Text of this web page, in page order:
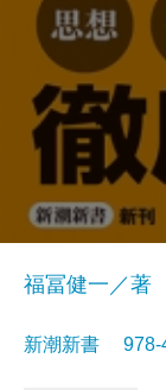
福冨健一／著
新潮新書 978-